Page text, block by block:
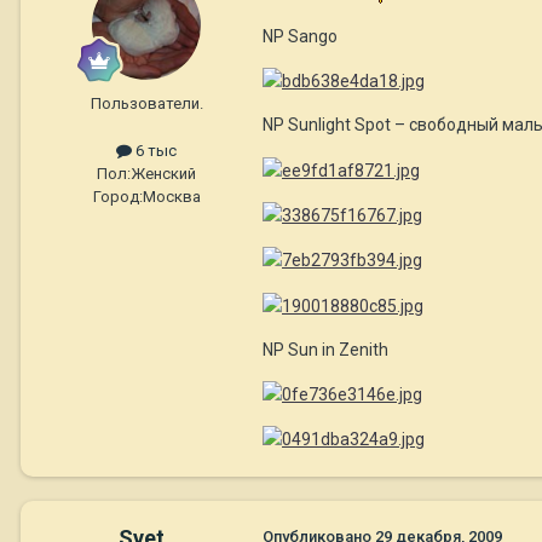
Пользователи.
6 тыс
Пол:Женский
Город:Москва
NP Sango
NP Sunlight Spot – свободный
NP Sun in Zenith
Опубликовано 29 декабря, 2009